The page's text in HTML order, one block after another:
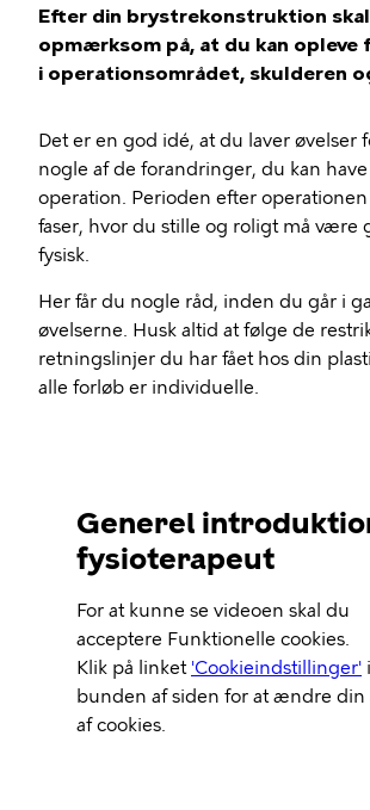
Efter din brystrekonstruktion
opmærksom på, at du kan opleve
i operationsområdet, skulderen
Det er en god idé, at du laver øvelser
nogle af de forandringer, du kan
operation. Perioden efter
faser, hvor du stille og roligt må være
fysisk.
Her får du nogle råd, inden du går i
øvelserne. Husk altid at følge de
retningslinjer du har fået hos din
alle forløb er individuelle.
Generel
fysioterapeut
Video
Url
For at kunne se videoen skal du
acceptere Funktionelle cookies.
Klik på linket 'Cookieindstillinger' i
bunden af siden for at ændre din
af cookies.